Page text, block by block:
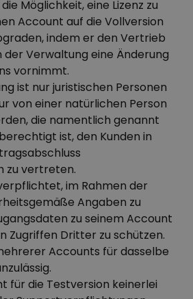
Möglichkeit, eine Lizenz zu
Account auf die Vollversion
indem er den Vertrieb
Verwaltung eine Änderung
vornimmt.
ist nur juristischen Personen
von einer natürlichen Person
die namentlich genannt
ist, den Kunden in
zu vertreten.
im Rahmen der
Angaben zu
zu seinem Account
Zugriffen Dritter zu schützen.
Accounts für dasselbe
für die Testversion keinerlei